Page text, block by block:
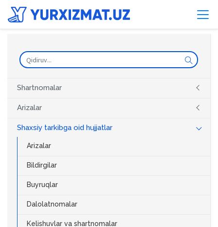
Shartnomalar
Arizalar
Shaxsiy tarkibga oid hujjatlar
Arizalar
Bildirgilar
Buyruqlar
Dalolatnomalar
Kelishuvlar va shartnomalar